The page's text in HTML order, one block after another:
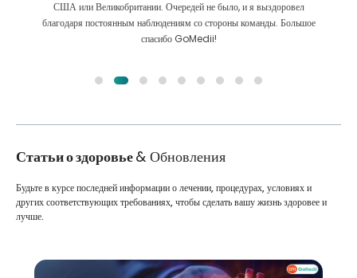
Мы сделали правильный выбор, выбрав GoMedii. Они даже после
лечения сохраняют с нами большую связь
Статьи о здоровье& Обновления
Будьте в курсе последней информации о лечении, процедурах, условиях и
других соответствующих требованиях, чтобы сделать вашу жизнь здоровее и
лучше.